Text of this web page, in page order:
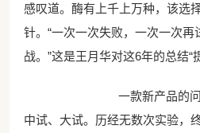
感叹道。酶有上千上万种，该选
针。“一次一次失败，一次一次再
战。”这是王月华对这6年的总结“
一款新产品的
中试、大试。历经无数次实验，